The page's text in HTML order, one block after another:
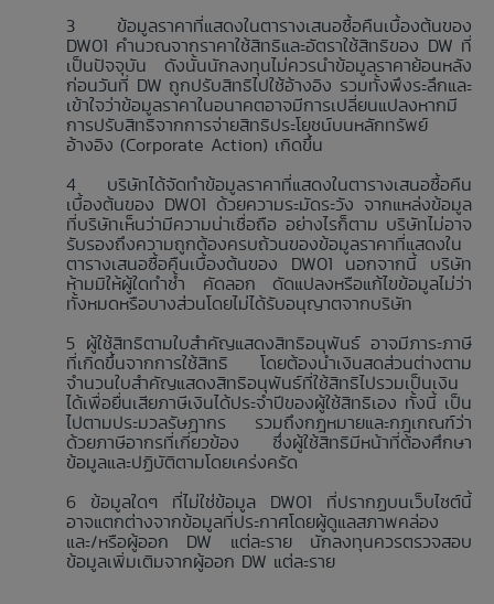
ข้อมูลราคาที่แสดงในตารางเสนอซื้อคืนเบื้องต้นของ
DW01 คำนวณจากราคาใช้สิทธิและอัตราใช้สิทธิของ DW ที่
เป็นปัจจุบัน ดังนั้นนักลงทุนไม่ควรนำข้อมูลราคาย้อนหลัง
ก่อนวันที่ DW ถูกปรับสิทธิไปใช้อ้างอิง รวมทั้งพึงระลึกและ
เข้าใจว่าข้อมูลราคาในอนาคตอาจมีการเปลี่ยนแปลงหากมี
การปรับสิทธิจากการจ่ายสิทธิประโยชน์บนหลักทรัพย์
อ้างอิง (Corporate Action) เกิดขึ้น
บริษัทได้จัดทำข้อมูลราคาที่แสดงในตารางเสนอซื้อคืน
เบื้องต้นของ DW01 ด้วยความระมัดระวัง จากแหล่งข้อมูล
ที่บริษัทเห็นว่ามีความน่าเชื่อถือ อย่างไรก็ตาม บริษัทไม่อาจ
รับรองถึงความถูกต้องครบถ้วนของข้อมูลราคาที่แสดงใน
ตารางเสนอซื้อคืนเบื้องต้นของ DW01 นอกจากนี้ บริษัท
ห้ามมิให้ผู้ใดทำซ้ำ คัดลอก ดัดแปลงหรือแก้ไขข้อมูลไม่ว่า
ทั้งหมดหรือบางส่วนโดยไม่ได้รับอนุญาตจากบริษัท
ผู้ใช้สิทธิตามใบสำคัญแสดงสิทธิอนุพันธ์ อาจมีภาระภาษี
ที่เกิดขึ้นจากการใช้สิทธิ โดยต้องนำเงินสดส่วนต่างตาม
จำนวนใบสำคัญแสดงสิทธิอนุพันธ์ที่ใช้สิทธิไปรวมเป็นเงิน
ได้เพื่อยื่นเสียภาษีเงินได้ประจำปีของผู้ใช้สิทธิเอง ทั้งนี้ เป็น
ไปตามประมวลรัษฎากร รวมถึงกฎหมายและกฎเกณฑ์ว่า
ด้วยภาษีอากรที่เกี่ยวข้อง ซึ่งผู้ใช้สิทธิมีหน้าที่ต้องศึกษา
ข้อมูลและปฏิบัติตามโดยเคร่งครัด
ข้อมูลใดๆ ที่ไม่ใช่ข้อมูล DW01 ที่ปรากฏบนเว็บไซต์นี้
อาจแตกต่างจากข้อมูลที่ประกาศโดยผู้ดูแลสภาพคล่อง
และ/หรือผู้ออก DW แต่ละราย นักลงทุนควรตรวจสอบ
ข้อมูลเพิ่มเติมจากผู้ออก DW แต่ละราย